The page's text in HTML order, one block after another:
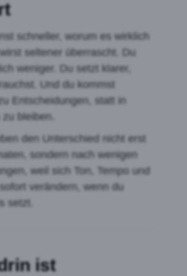
schneller, worum es wirklich
seltener überrascht. Du
weniger. Du setzt klarer,
Und du kommst
Entscheidungen, statt in
zu bleiben.
den Unterschied nicht erst
sondern nach wenigen
weil sich Ton, Tempo und
verändern, wenn du
setzt.
ist